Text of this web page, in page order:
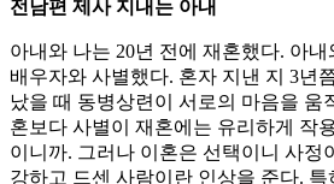
전남편 제사 지내는 아내
아내와 나는 20년 전에 재혼했다. 아내
배우자와 사별했다. 혼자 지낸 지 3년
났을 때 동병상련이 서로의 마음을 움
혼보다 사별이 재혼에는 유리하게 작
이니까. 그러나 이혼은 선택이니 사정
강하고 드센 사람이란 인상을 준다. 특